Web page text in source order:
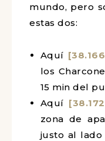
mundo, pero
estas dos:
Aquí
los
15 min del
Aquí
zona de
justo al